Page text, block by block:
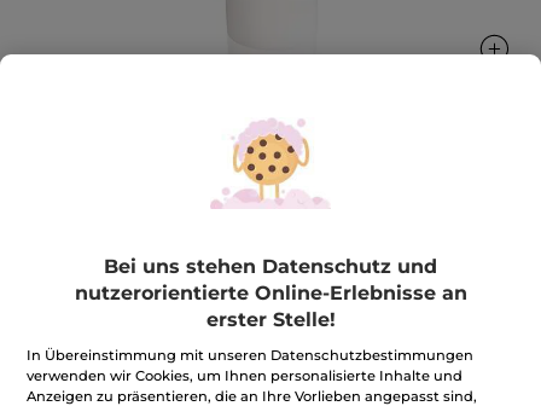
Foundation Super Mat
und mattiert
30 ml
★★★★★
★★★★★
von
Sternen.
Bewertungen
(147) BEWERTUNG VERFASSEN
21,90€*
73,00€ / 100ml
Bei uns stehen Datenschutz und
nutzerorientierte Online-Erlebnisse an
erster Stelle!
In Übereinstimmung mit unseren Datenschutzbestimmungen
verwenden wir Cookies, um Ihnen personalisierte Inhalte und
Anzeigen zu präsentieren, die an Ihre Vorlieben angepasst sind,